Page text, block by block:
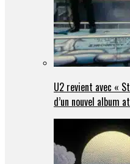
U2 revient avec «
d’un nouvel album